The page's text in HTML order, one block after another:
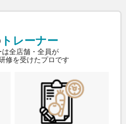
トレーナー
は全店舗・全員が
修を受けたプロです